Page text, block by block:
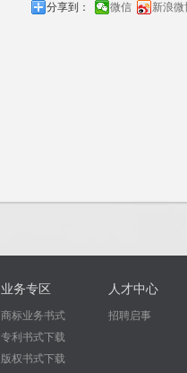
分享到： 微信 新浪微
业务专区
商标业务书式
专利书式下载
版权书式下载
人才中心
招聘启事